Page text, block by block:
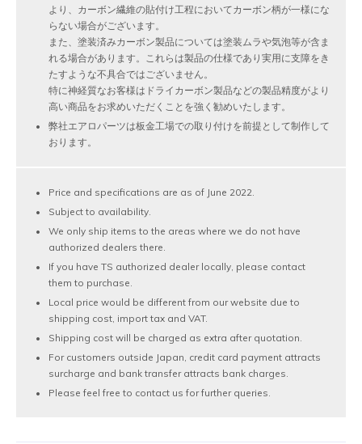
より、カーボン繊維の貼付け工程においてカーボン柄が一様にな
らない場合がございます。
また、塗装済みカーボン製品については塗装ムラや気泡等が含ま
れる場合があります。これらは製品の仕様であり実用に支障をき
たすような不具合ではございません。
特に神経質なお客様はドライカーボン製品などの製品精度がより
高い商品をお求めいただくことを強く勧めいたします。
弊社エアロパーツは板金工場での取り付けを前提として制作して
おります。
Price and specifications are as of June 2022.
Subject to availability.
We only ship items to the areas where we do not have
authorized dealers there.
If you have TS authorized dealer locally, please contact
them to purchase.
Local price would be different from our website due to
shipping cost, import tax and VAT.
Shipping cost will be charged as extra after quotation.
For customers outside Japan, credit card payment attracts
surcharge and bank transfer attracts bank charges.
Please feel free to contact us for further queries.